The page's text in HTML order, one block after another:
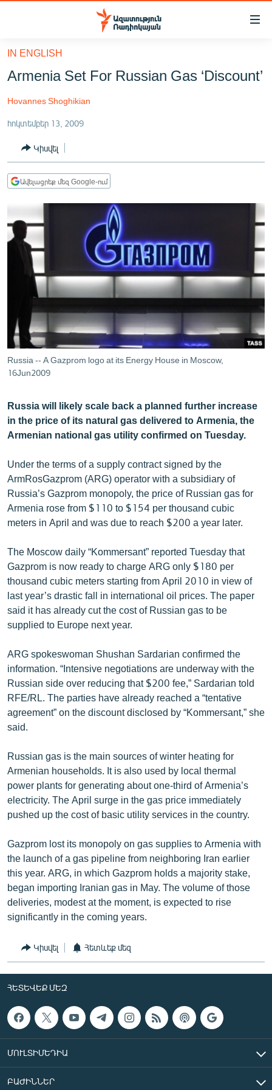
Մատչելիության
հիմնական
բովանդակությանը
հիմնական
մենյուին
ՔԱՂԱՔԱԿԱՆ
ԸՆՏՐՈՒԹՅՈՒՆՆԵՐ 2026
ԻՐԱՎՈՒՆՔ
ՀԱՍԱՐԱԿՈՒԹՅՈՒՆ
ՂԱՐԱԲԱՂ
ՊԱՏԵՐԱԶՄԻ 6 ՇԱԲԱԹՆԵՐԸ
ՏԱՐԱԾԱՇՐՋԱՆ
ՄԻՋԱԶԳԱՅԻՆ
ՍՊՈՐՏ
ՄԵԿՆԱԲԱՆՈՒԹՅՈՒՆ
ՏՏ ԵՒ ԻՆՏԵՐՆԵՏ
ԱՐԽԻՎ
ՏԵՍԱՆՅՈՒԹԵՐ
ԲԱՆԱՎԵՃ
ՁԳՏԵԼՈՎ ԼԱՎԱԳՈՒՅՆԻՆ
ՓՈԴՔԱՍԹ
English
Русский
ՀԵՏԵՎԵՔ ՄԵԶ
«Ազատության» բոլոր կայքերը
IN ENGLISH
Armenia Set For Russian Gas ‘Discount’
Hovannes Shoghikian
հոկտեմբեր 13, 2009
Կիսվել
Ավելացրեք մեզ Google-ում
Russia -- A Gazprom logo at its Energy House in Moscow,
16Jun2009
Russia will likely scale back a planned further increase
in the price of its natural gas delivered to Armenia, the
Armenian national gas utility confirmed on Tuesday.
Under the terms of a supply contract signed by the
ArmRosGazprom (ARG) operator with a subsidiary of
Russia’s Gazprom monopoly, the price of Russian gas for
Armenia rose from $110 to $154 per thousand cubic
meters in April and was due to reach $200 a year later.
The Moscow daily “Kommersant” reported Tuesday that
Gazprom is now ready to charge ARG only $180 per
thousand cubic meters starting from April 2010 in view of
last year’s drastic fall in international oil prices. The paper
said it has already cut the cost of Russian gas to be
supplied to Europe next year.
ARG spokeswoman Shushan Sardarian confirmed the
information. “Intensive negotiations are underway with the
Russian side over reducing that $200 fee,” Sardarian told
RFE/RL. The parties have already reached a “tentative
agreement” on the discount disclosed by “Kommersant,” she
said.
Russian gas is the main sources of winter heating for
Armenian households. It is also used by local thermal
power plants for generating about one-third of Armenia’s
electricity. The April surge in the gas price immediately
pushed up the cost of basic utility services in the country.
Gazprom lost its monopoly on gas supplies to Armenia with
the launch of a gas pipeline from neighboring Iran earlier
this year. ARG, in which Gazprom holds a majority stake,
began importing Iranian gas in May. The volume of those
deliveries, modest at the moment, is expected to rise
significantly in the coming years.
Կիսվել Հետևեք մեզ
ՀԵՏԵՎԵՔ ՄԵԶ
ՄՈՒԼՏԻՄԵԴԻԱ
ԲԱԺԻՆՆԵՐ